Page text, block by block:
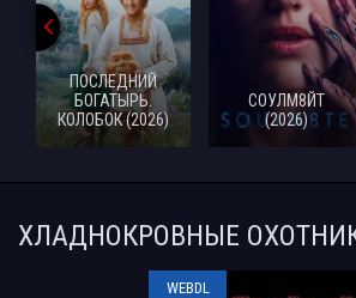
ПОСЛЕДНИЙ
БОГАТЫРЬ.
КОЛОБОК (2026)
СОУЛМ8ЙТ
(2026)
ХЛАДНОКРОВНЫЕ
WEBDL